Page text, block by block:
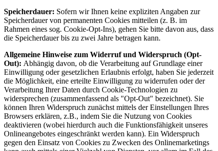
Speicherdauer: Sofern wir Ihnen keine expliziten Angaben zur
Speicherdauer von permanenten Cookies mitteilen (z. B. im
Rahmen eines sog. Cookie-Opt-Ins), gehen Sie bitte davon aus, dass
die Speicherdauer bis zu zwei Jahre betragen kann.
Allgemeine Hinweise zum Widerruf und Widerspruch (Opt-
Out): Abhängig davon, ob die Verarbeitung auf Grundlage einer
Einwilligung oder gesetzlichen Erlaubnis erfolgt, haben Sie jederzeit
die Möglichkeit, eine erteilte Einwilligung zu widerrufen oder der
Verarbeitung Ihrer Daten durch Cookie-Technologien zu
widersprechen (zusammenfassend als "Opt-Out" bezeichnet). Sie
können Ihren Widerspruch zunächst mittels der Einstellungen Ihres
Browsers erklären, z.B., indem Sie die Nutzung von Cookies
deaktivieren (wobei hierdurch auch die Funktionsfähigkeit unseres
Onlineangebotes eingeschränkt werden kann). Ein Widerspruch
gegen den Einsatz von Cookies zu Zwecken des Onlinemarketings